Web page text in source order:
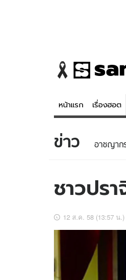
หน้าแรก เรื่องฮอต
ข่าว
ข่าวบันเทิง
อัปเดตจีน
เช็กข่าวชัวร์
ข่าว อาชญาก
ชาวปร
12 ส.ค. 58 (13:57 น.)